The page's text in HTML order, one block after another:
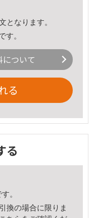
となります。
す。
ついて
る
る
。
換の場合に限りま